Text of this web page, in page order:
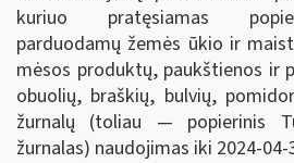
kuriuo pratęsiamas
parduodamų žemės ūkio ir
mėsos produktų, paukštienos ir
obuolių, braškių, bulvių,
žurnalų (toliau — popierinis
žurnalas) naudojimas iki 2024-04-